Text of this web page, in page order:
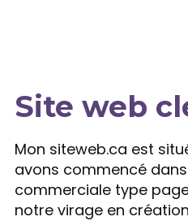
Expertise
Site web
Mon siteweb.ca est
avons commencé
commerciale type
notre virage en